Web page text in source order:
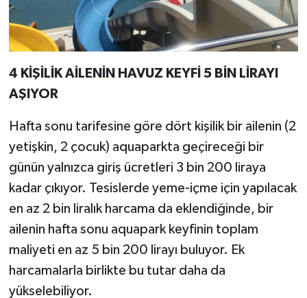
4 KİŞİLİK AİLENİN HAVUZ KEYFİ 5 BİN LİRAYI
AŞIYOR
Hafta sonu tarifesine göre dört kişilik bir ailenin (2
yetişkin, 2 çocuk) aquaparkta geçireceği bir
günün yalnızca giriş ücretleri 3 bin 200 liraya
kadar çıkıyor. Tesislerde yeme-içme için yapılacak
en az 2 bin liralık harcama da eklendiğinde, bir
ailenin hafta sonu aquapark keyfinin toplam
maliyeti en az 5 bin 200 lirayı buluyor. Ek
harcamalarla birlikte bu tutar daha da
yükselebiliyor.